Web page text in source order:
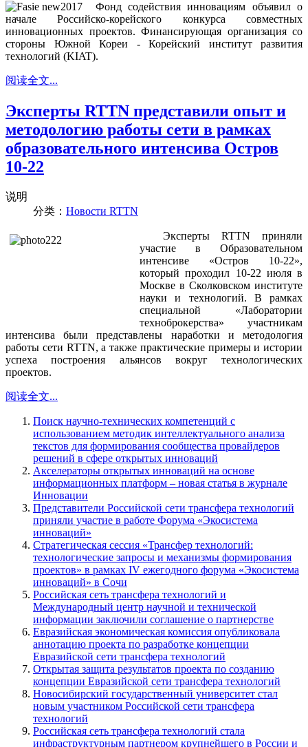
Фонд содействия инновациям объявил о
начале Российско-корейского конкурса совместных
инновационных проектов. Финансирующая организация со
стороны Южной Кореи - Корейский институт развития
технологий (KIAT).
阅读全文...
Эксперты RTTN представили опыт и
методологию работы сети в рамках
образовательного интенсива Остров
10-22
说明
分类： Новости RTTN
Эксперты RTTN приняли
участие в Образовательном
интенсиве «Остров 10-22»,
который проходил 10-22 июля в
Москве в Сколковском институте
науки и технологий. В рамках
специальной «Лаборатории
техноброкерства» участникам
интенсива были представлены наработки и методология
работы сети RTTN, а также практические примеры и истории
успеха построения альянсов вокруг технологических
проектов.
阅读全文...
Поиск научно-технических компетенций с
использованием методик интеллектуального анализа
текстов для формирования сообщества провайдеров
решений в сфере открытых инноваций
Акселераторы открытых инноваций на основе
информационных платформ – новая статья в журнале
Инновации
Представители Российской сети трансфера технологий
приняли участие в работе Форума «Экосистема
инноваций»
Стратегическая сессия «Трансфер технологий:
технологические запросы и механизмы формирования
проектов» в рамках IV ежегодного форума «Экосистема
инноваций» в Сочи
Российская сеть трансфера технологий и
Международный центр научной и технической
информации заключили соглашение о партнерстве
Евразийская экономическая комиссия опубликовала
аннотацию проекта по разработке концепции
Евразийской сети трансфера технологий
Открытая защита результатов проекта по созданию
концепции Евразийской сети трансфера технологий
Новосибирский государственный университет стал
новым участником Российской сети трансфера
технологий
Российская сеть трансфера технологий стала
инфраструктурным партнером крупнейшего в России и